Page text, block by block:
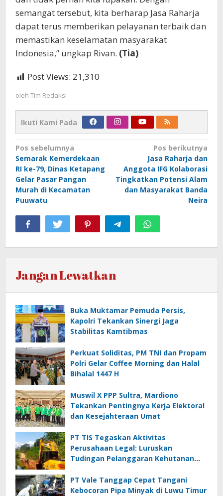
semangat tersebut, kita berharap Jasa Raharja
dapat terus memberikan pelayanan terbaik dan
memastikan keselamatan masyarakat
Indonesia,” ungkap Rivan. (Tia)
Post Views: 21,310
oleh Tim Redaksi
Ikuti Kami Pada
Navigasi
pos
Pos sebelumnya
Semarak Kemerdekaan
RI ke-79, Dinas Ketapang
Gelar Pasar Pangan
Murah di Kecamatan
Puuwatu
Pos berikutnya
Jasa Raharja dan
Anggota IFG Kolaborasi
Tingkatkan Potensi Alam
dan Masyarakat Banda
Neira
Jangan Lewatkan
Buka Muktamar Pemuda Persis,
Kapolri Tekankan Sinergi Jaga
Stabilitas Kamtibmas
Perkuat Soliditas, PM TNI dan Propam
Polri Gelar Coffee Morning dan Halal
Bihalal 1447 H
Muswil X PPP Sultra, Mardiono
Tekankan Pentingnya Kerja Elektoral
dan Kesejahteraan Umat
PT TIS Tegaskan Aktivitas
Perusahaan Legal: Luruskan
Tudingan Pelanggaran Kehutanan
PT Vale Tanggap Cepat Tangani
Kebocoran Pipa Minyak di Luwu Timur